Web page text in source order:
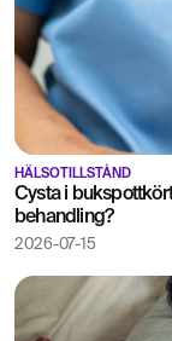
HÄLSOTILLSTÅND
Cysta i
behandling?
2026-07-15